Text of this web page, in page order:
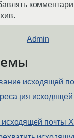
Admin
исходящей
исходящей
исходящей почты